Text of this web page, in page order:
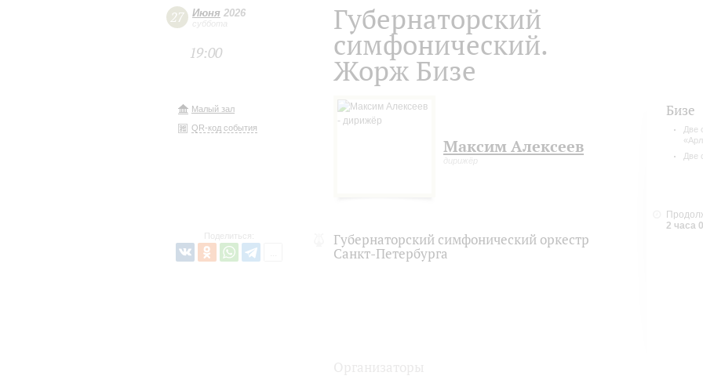
27 Июня 2026
суббота
19:00
Малый зал
QR-код события
Поделиться:
Губернаторский
симфонический.
Жорж Бизе
Максим Алексеев
дирижёр
Губернаторский симфонический оркестр
Санкт-Петербурга
Бизе
Две
Две
2 часа